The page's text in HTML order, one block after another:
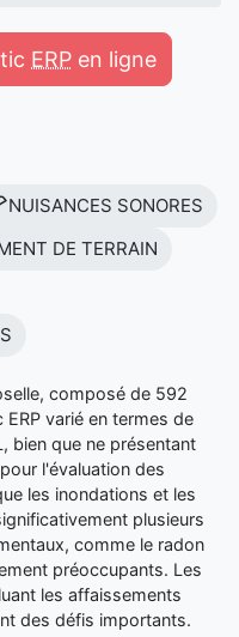
ERP en ligne
NUISANCES SONORES
DE TERRAIN
composé de 592
varié en termes de
bien que ne présentant
l'évaluation des
les inondations et les
plusieurs
comme le radon
préoccupants. Les
les affaissements
des défis importants.